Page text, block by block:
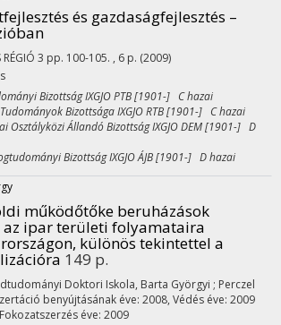
és gazdaságfejlesztés –
3 pp. 100-105. , 6 p. (2009)
Bizottság IXGJO PTB [1901-] C hazai
Bizottsága IXGJO RTB [1901-] C hazai
Osztályközi Állandó Bizottság IXGJO DEM [1901-] D
Bizottság IXGJO ÁJB [1901-] D hazai
működőtőke beruházások
az ipar területi folyamataira
különös tekintettel a
149 p.
Doktori Iskola, Barta Györgyi ; Perczel
benyújtásának éve: 2008, Védés éve: 2009
éve: 2009